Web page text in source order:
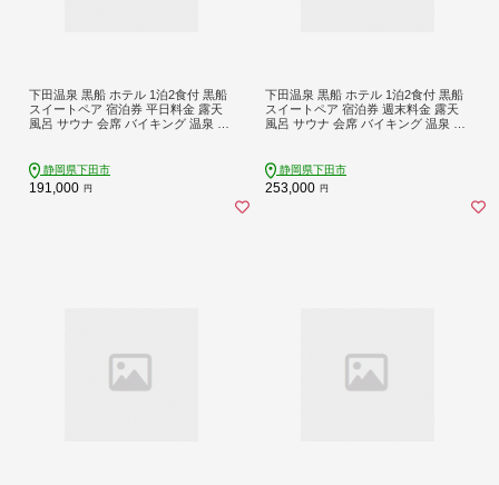
下田温泉 黒船 ホテル 1泊2食付 黒船
スイートペア 宿泊券 平日料金 露天
風呂 サウナ 会席 バイキング 温泉 旅
テル PTS079-00001
静岡県下田市
191,000 円
下田温泉 黒船 ホテル 1泊2食付 黒船
スイートペア 宿泊券 週末料金 露天
風呂 サウナ 会席 バイキング 温泉 旅
テル PTS079-00002
静岡県下田市
253,000 円